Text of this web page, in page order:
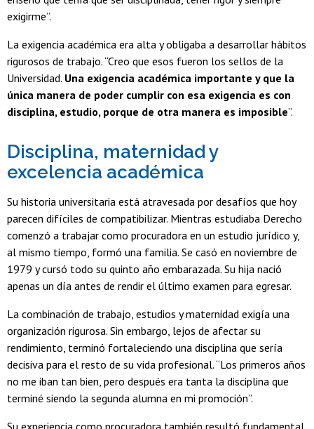
exigirme”.
La exigencia académica era alta y obligaba a desarrollar hábitos
rigurosos de trabajo. “Creo que esos fueron los sellos de la
Universidad. Una exigencia académica importante y que la
única manera de poder cumplir con esa exigencia es con
disciplina, estudio, porque de otra manera es imposible”.
Disciplina, maternidad y
excelencia académica
Su historia universitaria está atravesada por desafíos que hoy
parecen difíciles de compatibilizar. Mientras estudiaba Derecho
comenzó a trabajar como procuradora en un estudio jurídico y,
al mismo tiempo, formó una familia. Se casó en noviembre de
1979 y cursó todo su quinto año embarazada. Su hija nació
apenas un día antes de rendir el último examen para egresar.
La combinación de trabajo, estudios y maternidad exigía una
organización rigurosa. Sin embargo, lejos de afectar su
rendimiento, terminó fortaleciendo una disciplina que sería
decisiva para el resto de su vida profesional. “Los primeros años
no me iban tan bien, pero después era tanta la disciplina que
terminé siendo la segunda alumna en mi promoción”.